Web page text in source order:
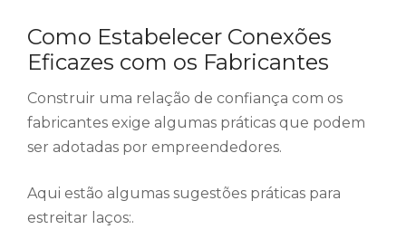
Como Estabelecer Conexões
Eficazes com os Fabricantes
Construir uma relação de confiança com os
fabricantes exige algumas práticas que podem
ser adotadas por empreendedores.
Aqui estão algumas sugestões práticas para
estreitar laços:.